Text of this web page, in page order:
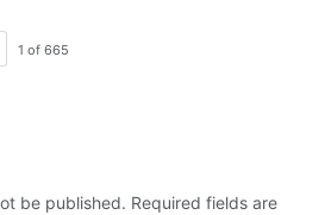
1 of 665
be published. Required fields are